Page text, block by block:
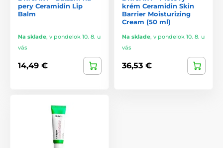
pery Ceramidin Lip
Balm
Na sklade, v pondelok 10. 8. u
vás
14,49 €
krém Ceramidin Skin
Barrier Moisturizing
Cream (50 ml)
Na sklade, v pondelok 10. 8. u
vás
36,53 €